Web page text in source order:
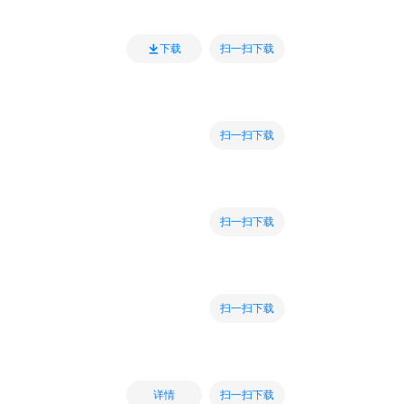
下载 扫一扫下载
扫一扫下载
扫一扫下载
扫一扫下载
详情 扫一扫下载